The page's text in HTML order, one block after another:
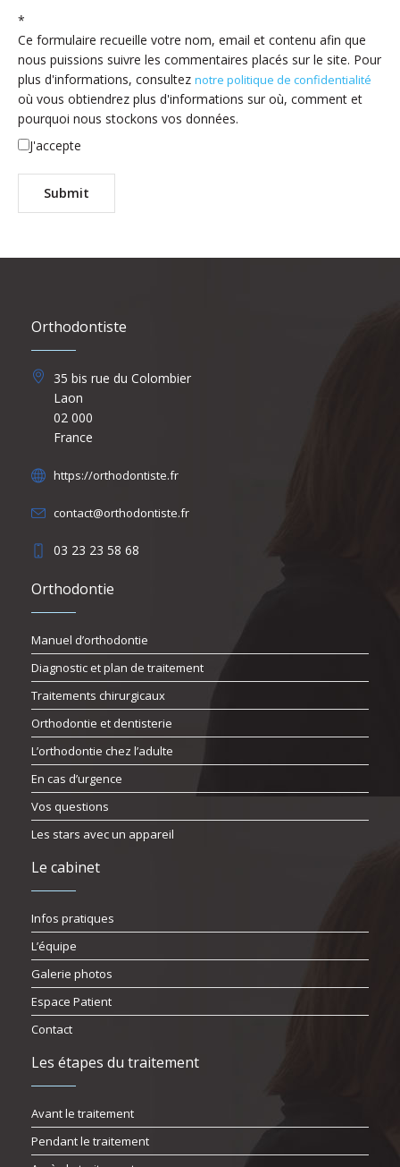
*
Ce formulaire recueille votre nom, email et contenu afin que
nous puissions suivre les commentaires placés sur le site. Pour
plus d'informations, consultez notre politique de confidentialité
où vous obtiendrez plus d'informations sur où, comment et
pourquoi nous stockons vos données.
J'accepte
Orthodontiste
35 bis rue du Colombier
Laon
02 000
France
https://orthodontiste.fr
contact@orthodontiste.fr
03 23 23 58 68
Orthodontie
Manuel d’orthodontie
Diagnostic et plan de traitement
Traitements chirurgicaux
Orthodontie et dentisterie
L’orthodontie chez l’adulte
En cas d’urgence
Vos questions
Les stars avec un appareil
Le cabinet
Infos pratiques
L’équipe
Galerie photos
Espace Patient
Contact
Les étapes du traitement
Avant le traitement
Pendant le traitement